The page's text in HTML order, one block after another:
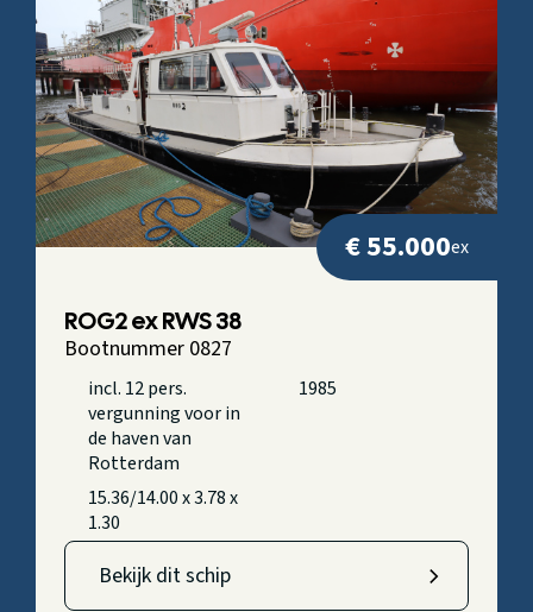
€ 55.000ex
ROG2 ex RWS 38
Bootnummer 0827
incl. 12 pers.
vergunning voor in
de haven van
Rotterdam
1985
15.36/14.00 x 3.78 x
1.30
Bekijk dit schip